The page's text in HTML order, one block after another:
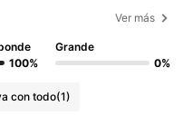
Ver más
100%
Grande
0%
con todo(1)